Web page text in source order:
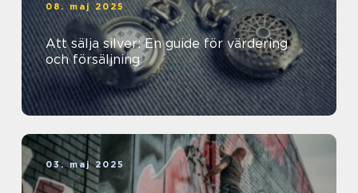
08. maj 2025
Att sälja silver: En guide för värdering
och försäljning
03. maj 2025